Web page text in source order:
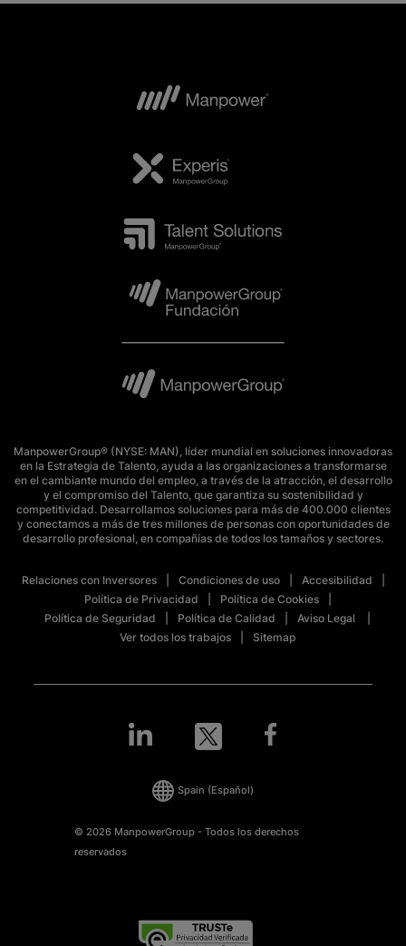
ManpowerGroup® (NYSE: MAN), líder mundial en soluciones innovadoras
en la Estrategia de Talento, ayuda a las organizaciones a transformarse
en el cambiante mundo del empleo, a través de la atracción, el desarrollo
y el compromiso del Talento, que garantiza su sostenibilidad y
competitividad. Desarrollamos soluciones para más de 400.000 clientes
y conectamos a más de tres millones de personas con oportunidades de
desarrollo profesional, en compañías de todos los tamaños y sectores.
Relaciones con Inversores Condiciones de uso
Accesibilidad
Política de Privacidad
Política de Cookies
Política de Seguridad
Política de Calidad
Aviso Legal
Ver todos los trabajos
Sitemap
© 2026 ManpowerGroup - Todos los derechos
reservados
Spain (Español)